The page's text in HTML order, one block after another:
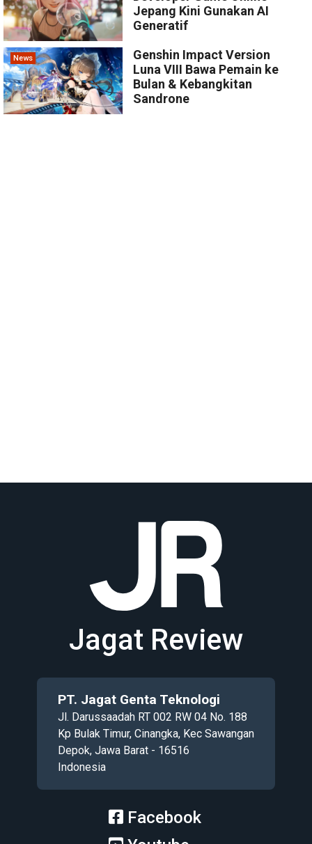
Jepang Kini Gunakan AI
Generatif
News
Genshin Impact Version
Luna VIII Bawa Pemain ke
Bulan & Kebangkitan
Sandrone
Jagat Review
PT. Jagat Genta Teknologi
Jl. Darussaadah RT 002 RW 04 No. 188
Kp Bulak Timur, Cinangka, Kec Sawangan
Depok, Jawa Barat - 16516
Indonesia
Facebook